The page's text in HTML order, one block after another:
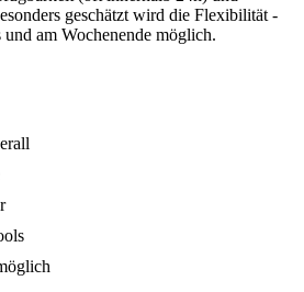
geschätzt wird die Flexibilität -
am Wochenende möglich.